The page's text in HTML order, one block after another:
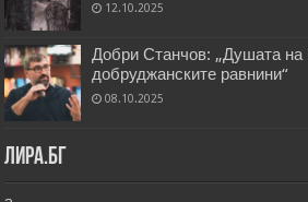
12.10.2025
Добри Станчов: „Душата на
добруджанските равнини“
08.10.2025
Лира.бг